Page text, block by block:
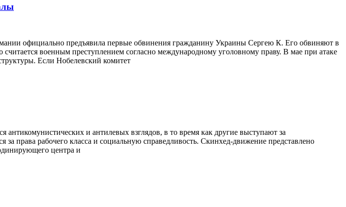
официально предъявила первые обвинения гражданину Украины Сергею К. Его обвиняют в
военным преступлением согласно международному уголовному праву. В мае при атаке
Если Нобелевский комитет
и антилевых взглядов, в то время как другие выступают за
права рабочего класса и социальную справедливость. Скинхед-движение представлено
центра и